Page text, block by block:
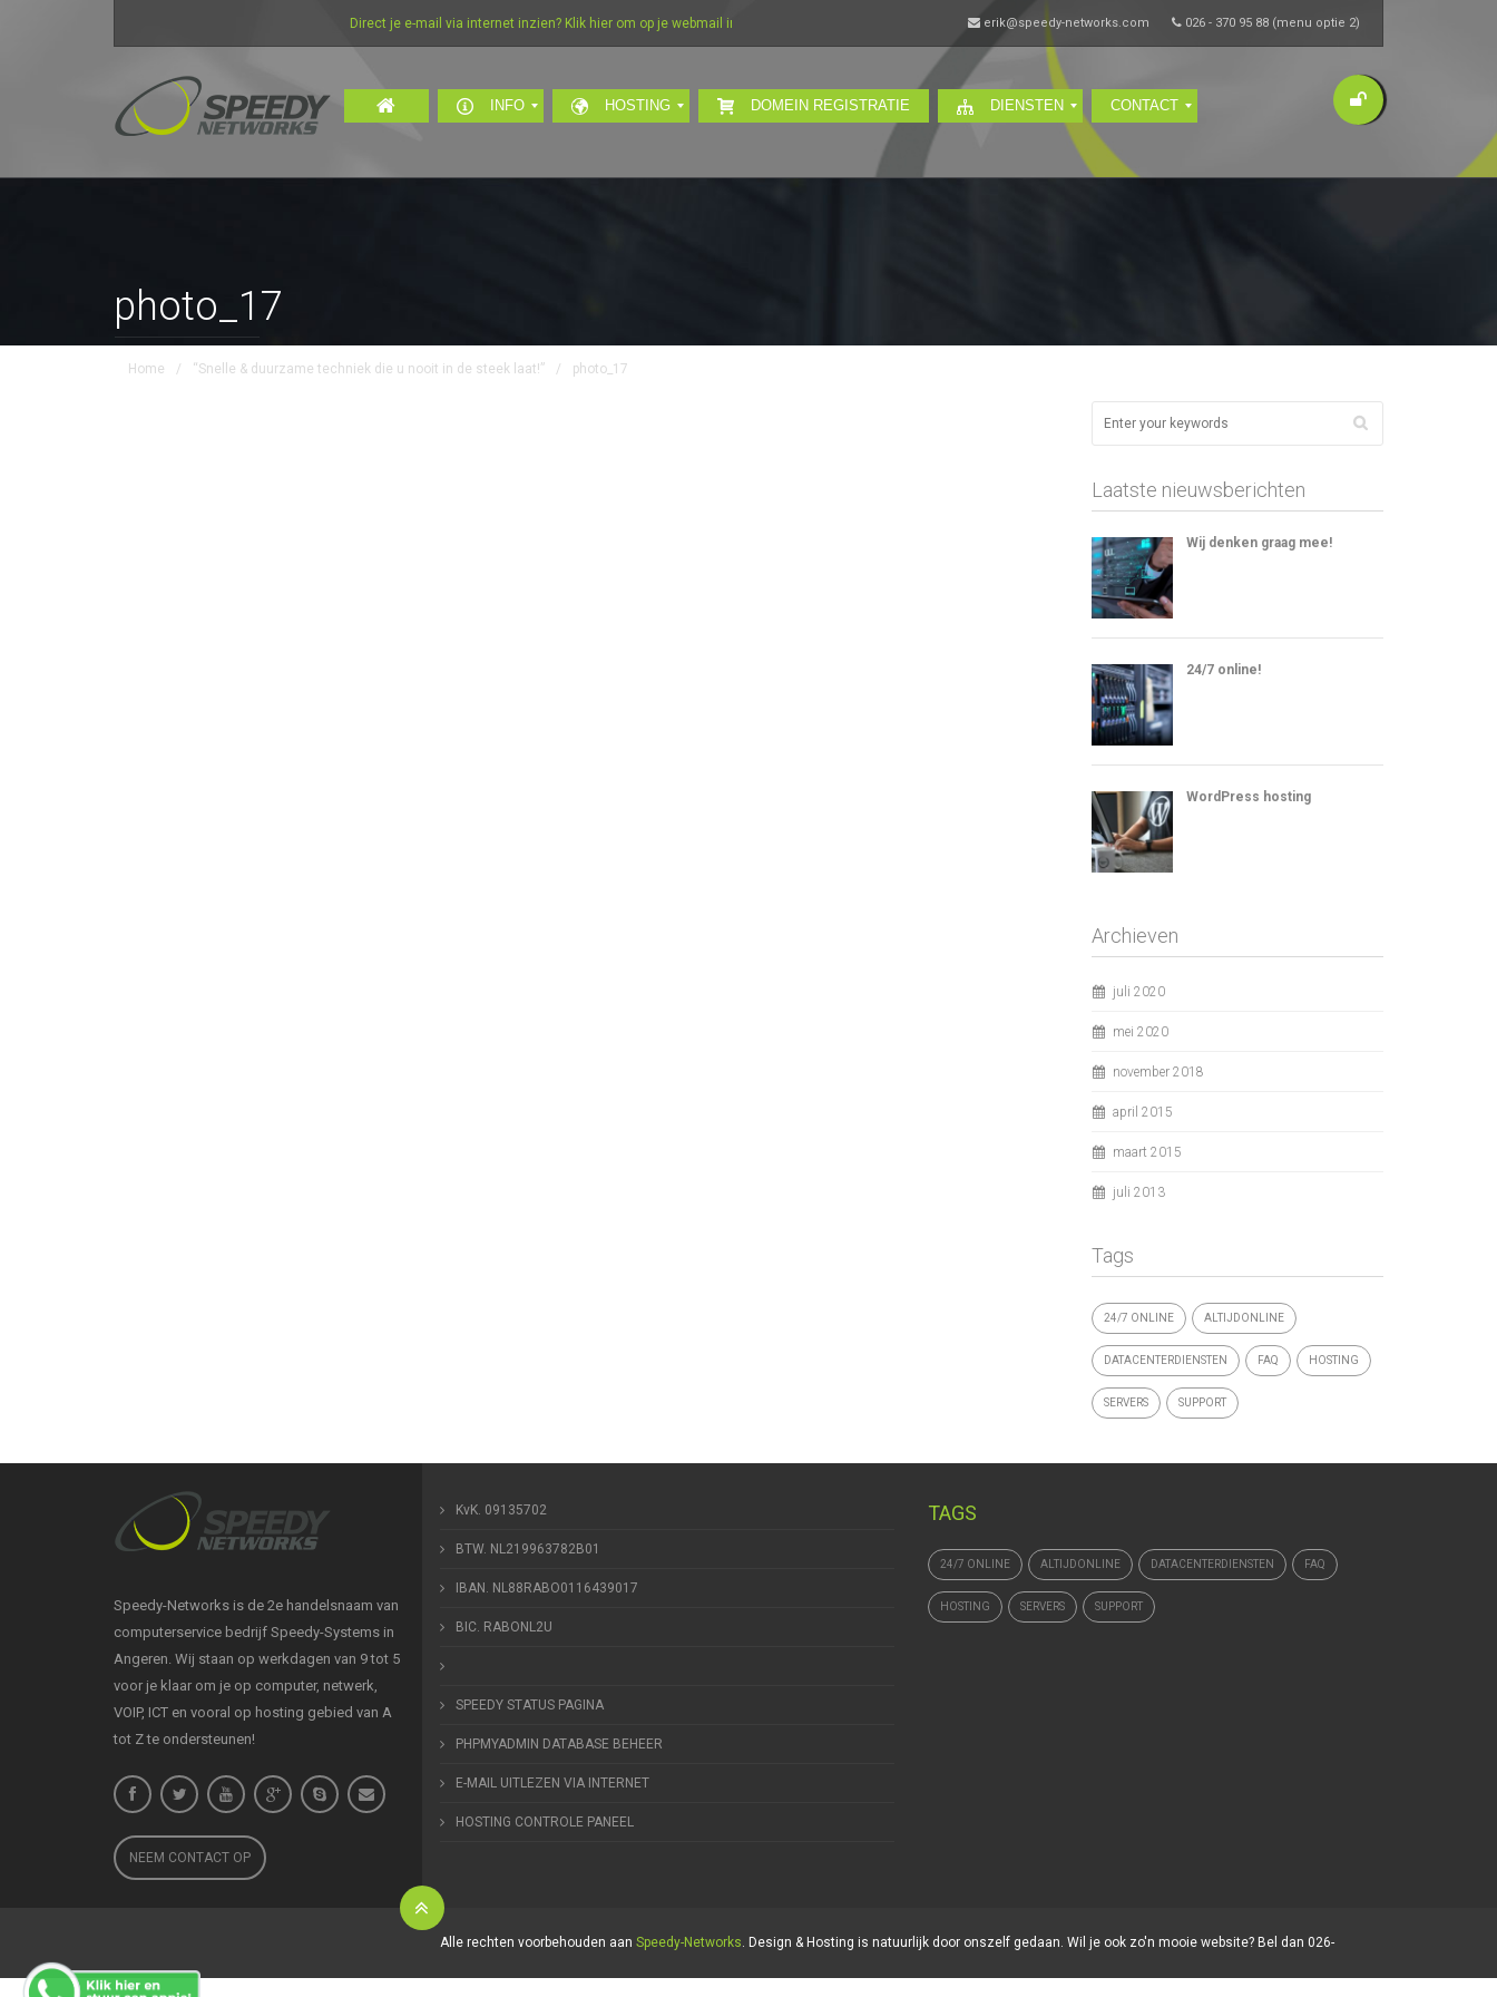
Direct je e-mail via internet inzien? Klik hier om op je webmail in te loggen… erik@speedy-networks.com 026 - 370 95 88 (menu optie 2)
INFO HOSTING DOMEIN REGISTRATIE DIENSTEN CONTACT
photo_17
Home / “Snelle & duurzame techniek die u nooit in de steek laat!” / photo_17
Laatste nieuwsberichten
Wij denken graag mee!
24/7 online!
WordPress hosting
Archieven
juli 2020
mei 2020
november 2018
april 2015
maart 2015
juli 2013
Tags
24/7 ONLINE ALTIJDONLINE
DATACENTERDIENSTEN FAQ HOSTING
SERVERS SUPPORT
Speedy-Networks is de 2e handelsnaam van
computerservice bedrijf Speedy-Systems in
Angeren. Wij staan op werkdagen van 9 tot 5
voor je klaar om je op computer, netwerk,
VOIP, ICT en vooral op hosting gebied van A
tot Z te ondersteunen!
NEEM CONTACT OP
KvK. 09135702
BTW. NL219963782B01
IBAN. NL88RABO0116439017
BIC. RABONL2U
SPEEDY STATUS PAGINA
PHPMYADMIN DATABASE BEHEER
E-MAIL UITLEZEN VIA INTERNET
HOSTING CONTROLE PANEEL
TAGS
24/7 ONLINE ALTIJDONLINE DATACENTERDIENSTEN FAQ
HOSTING SERVERS SUPPORT
Alle rechten voorbehouden aan Speedy-Networks. Design & Hosting is natuurlijk door onszelf gedaan. Wil je ook zo'n mooie website? Bel dan 026-